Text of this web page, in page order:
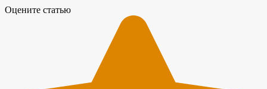
Оцените статью